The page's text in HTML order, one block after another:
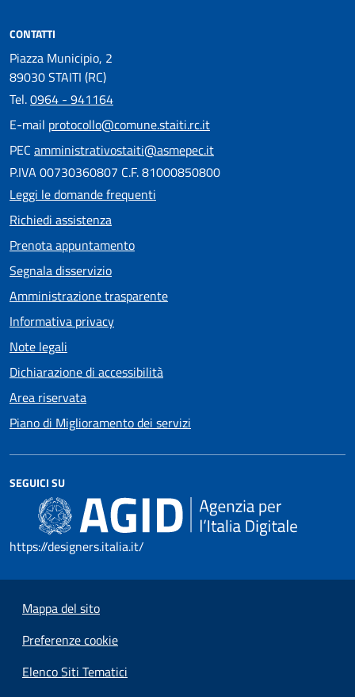
CONTATTI
Piazza Municipio, 2
89030 STAITI (RC)
Tel.0964 - 941164
E-mail protocollo@comune.staiti.rc.it
PEC amministrativostaiti@asmepec.it
P.IVA 00730360807 C.F. 81000850800
Leggi le domande frequenti
Richiedi assistenza
Prenota appuntamento
Segnala disservizio
Amministrazione trasparente
Informativa privacy
Note legali
Dichiarazione di accessibilità
Area riservata
Piano di Miglioramento dei servizi
SEGUICI SU
https://designers.italia.it/
Mappa del sito
Preferenze cookie
Elenco Siti Tematici